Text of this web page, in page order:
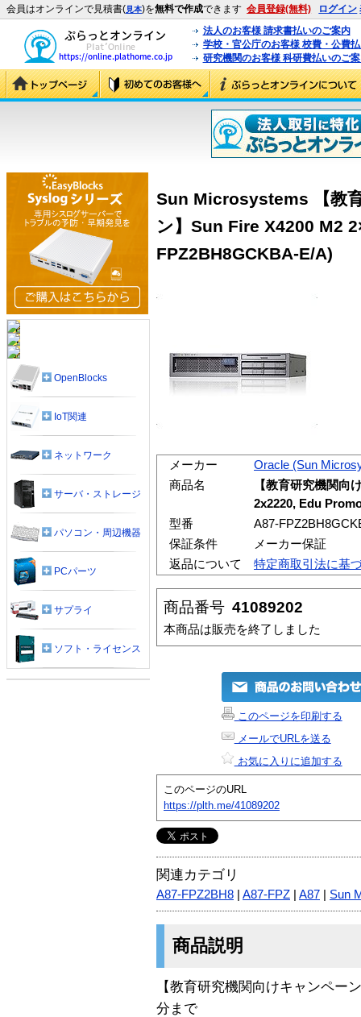
会員はオンラインで見積書(見本)を無料で作成できます 会員登録(無料) ログイン
法人のお客様 請求書払いのご案内
学校・官公庁のお客様 校費・公費
研究機関のお客様 科研費払いのご
Sun Microsystems 【教
ン】Sun Fire X4200 M2
FPZ2BH8GCKBA-E/A)
メーカー
Oracle (Sun
商品名
【教育研究機関向
2x2220, Edu
型番
A87-
保証条件
メーカー保証
返品について
特定商取引法に基
商品番号 41089202
本商品は販売を終了しました
このページを印刷する
メールでURLを送る
お気に入りに追加する
このページのURL
https://plth.me/41089202
関連カテゴリ
A87-FPZ2BH8 A87-FPZ A87 Sun
商品説明
【教育研究機関向けキャンペー
分まで
OpenBlocks
IoT関連
ネットワーク
サーバ・ストレージ
パソコン・周辺機器
PCパーツ
サプライ
ソフト・ライセンス